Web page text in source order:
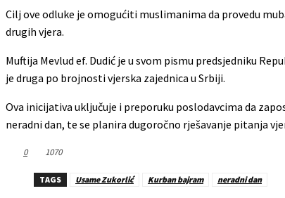
Cilj ove odluke je omogućiti muslimanima da provedu
drugih vjera.
Muftija Mevlud ef. Dudić je u svom pismu predsjedniku
je druga po brojnosti vjerska zajednica u Srbiji.
Ova inicijativa uključuje i preporuku poslodavcima da
neradni dan, te se planira dugoročno rješavanje pitanja
0 1070
TAGS Usame Zukorlić Kurban bajram neradni dan